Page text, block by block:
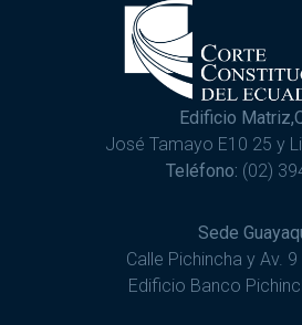
Edificio
José Tamayo E10 25 y
Teléfono: (02)
Sede
Calle Pichincha y Av.
Edificio Banco